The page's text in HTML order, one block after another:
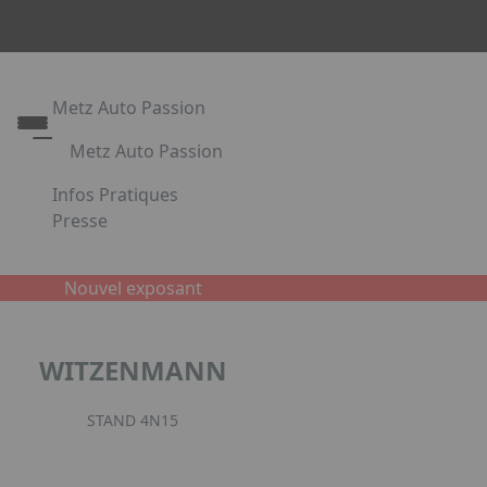
Metz Auto Passion
Metz Auto Passion
Le rendez-vous des passionnés d'automobile
Metz Auto Passion en images
Infos Pratiques
Presse
Nouvel exposant
WITZENMANN
STAND 4N15